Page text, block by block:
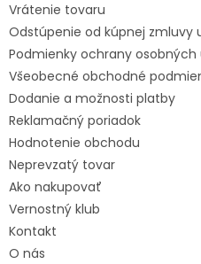
Vrátenie tovaru
Odstúpenie od kúpnej zmluvy
Podmienky ochrany osobných
Všeobecné obchodné
Dodanie a možnosti platby
Reklamačný poriadok
Hodnotenie obchodu
Neprevzatý tovar
Ako nakupovať
Vernostný klub
Kontakt
O nás